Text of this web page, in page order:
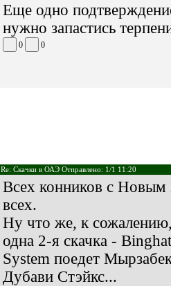
Еще одно
нужно запастись
0 0
Re: Скачки в ОАЭ Отправлено: 1/1 11:20
Всех конников с
всех.
Ну что же, к сожалению,
одна 2-я скачка -
System поедет
Дубави Стэйкс...